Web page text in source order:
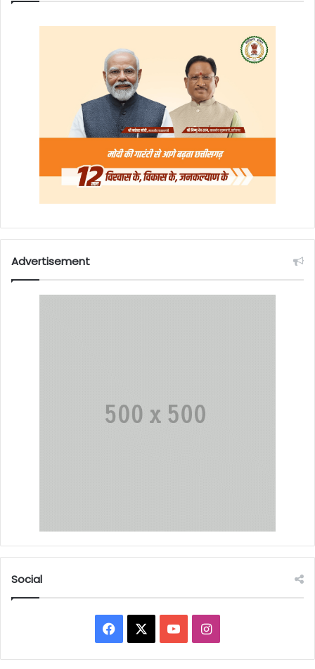
Advertisement
Social
Facebook YouTubeInstagram